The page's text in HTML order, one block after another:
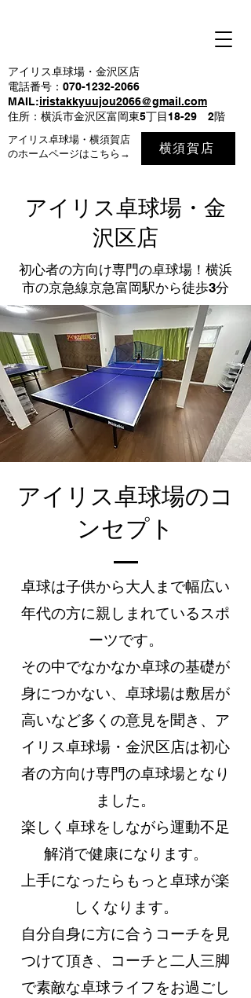
アイリス卓球場・金沢区店
電話番号：070-1232-2066
MAIL:iristakkyuujou2066@gmail.com
住所：横浜市金沢区富岡東5丁目18-29 2階
アイリス卓球場・横須賀店
のホームページはこちら→
横須賀店
​アイリス卓球場・金
沢区店
​初心者の方向け専門の卓球場！横浜
市の京急線京急富岡駅から徒歩3分
​アイリス卓球場のコ
ンセプト
卓球は子供から大人まで幅広い
年代の方に親しまれているスポ
ーツです。
その中でなかなか卓球の基礎が
身につかない、卓球場は敷居が
高いなど多くの意見を聞き、ア
イリス卓球場・金沢区店は初心
者の方向け専門の卓球場となり
ました。
楽しく卓球をしながら運動不足
解消で健康になります。
上手になったらもっと卓球が楽
しくなります。
自分自身に方に合うコーチを見
つけて頂き、コーチと二人三脚
で素敵な卓球ライフをお過ごし